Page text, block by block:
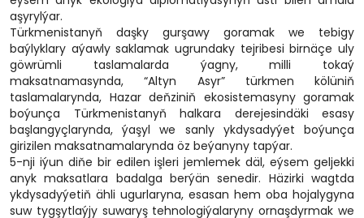
aşyrylýar.
Türkmenistanyň daşky gurşawy goramak we tebigy
baýlyklary aýawly saklamak ugrundaky tejribesi birnäçe uly
göwrümli taslamalarda ýagny, milli tokaý
maksatnamasynda, “Altyn Asyr” türkmen kölüniň
taslamalarynda, Hazar deňziniň ekosistemasyny goramak
boýunça Türkmenistanyň halkara derejesindäki esasy
başlangyçlarynda, ýaşyl we sanly ykdysadyýet boýunça
girizilen maksatnamalarynda öz beýanyny tapýar.
5-nji iýun diňe bir edilen işleri jemlemek däl, eýsem geljekki
anyk maksatlara badalga berýän senedir. Häzirki wagtda
ykdysadyýetiň ähli ugurlaryna, esasan hem oba hojalygyna
suw tygşytlaýjy suwaryş tehnologiýalaryny ornaşdyrmak we